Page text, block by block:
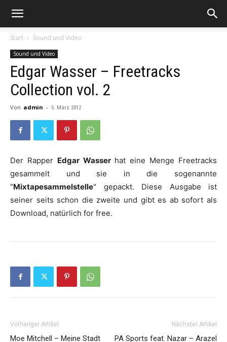
Start Sound und Video
Sound und Video
Edgar Wasser – Freetracks
Collection vol. 2
Von admin - 5. März 2012
Der Rapper Edgar Wasserhat eine Menge Freetracks
gesammelt und sie in die sogenannte
"Mixtapesammelstelle" gepackt. Diese Ausgabe ist
seiner seits schon die zweite und gibt es ab sofort als
Download, natürlich for free.
Vorheriger Artikel
Moe Mitchell – Meine Stadt
Nächster Artikel
PA Sports feat. Nazar – Arazel